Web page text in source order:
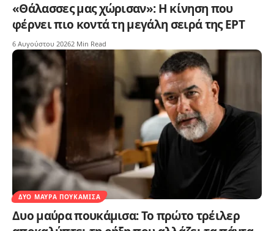
«Θάλασσες μας χώρισαν»: Η κίνηση που
φέρνει πιο κοντά τη μεγάλη σειρά της ΕΡΤ
6 Αυγούστου 20262 Min Read
ΔΥΟ ΜΑΎΡΑ ΠΟΥΚΆΜΙΣΑ
Δυο μαύρα πουκάμισα: Το πρώτο τρέιλερ